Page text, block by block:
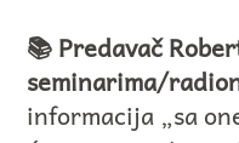
📚 Predavač
seminarima/
informacija „sa